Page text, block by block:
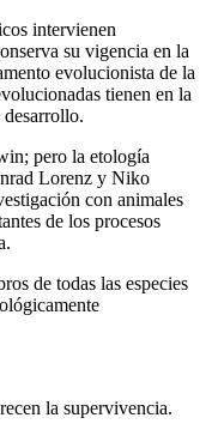
intervienen
su vigencia en la
evolucionista de la
tienen en la
pero la etología
Lorenz y Niko
con animales
de los procesos
de todas las especies
la supervivencia.